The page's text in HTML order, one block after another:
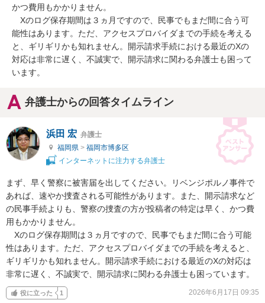
かつ費用もかかりません。
Xのログ保存期間は３ヵ月ですので、民事でもまだ間に合う可
能性はあります。ただ、アクセスプロバイダまでの手続を考える
と、ギリギリかも知れません。開示請求手続における最近のXの
対応は非常に遅く、不誠実で、開示請求に関わる弁護士も困って
います。
弁護士からの回答タイムライン
浜田 宏 弁護士
福岡県 > 福岡市博多区
インターネットに注力する弁護士
まず、早く警察に被害届を出してください。リベンジポルノ事件で
あれば、速やか捜査される可能性があります。また、開示請求など
の民事手続よりも、警察の捜査の方が投稿者の特定は早く、かつ費
用もかかりません。
Xのログ保存期間は３ヵ月ですので、民事でもまだ間に合う可能
性はあります。ただ、アクセスプロバイダまでの手続を考えると、
ギリギリかも知れません。開示請求手続における最近のXの対応は
非常に遅く、不誠実で、開示請求に関わる弁護士も困っています。
役に立った 1 2026年6月17日 09:35